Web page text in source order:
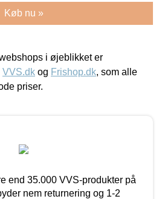
Køb nu »
i øjeblikket er
VVS.dk og Frishop.dk, som alle
priser.
end 35.000 VVS-produkter på
nem returnering og 1-2